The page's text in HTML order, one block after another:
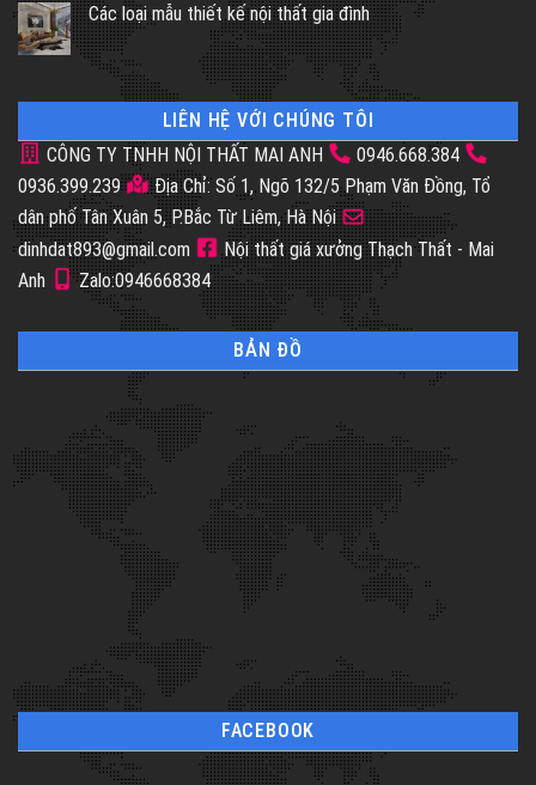
Các loại mẫu thiết kế nội thất gia đình
LIÊN HỆ VỚI CHÚNG TÔI
CÔNG TY TNHH NỘI THẤT MAI ANH
0946.668.384
0936.399.239
Địa Chỉ: Số 1, Ngõ 132/5 Phạm Văn Đồng, Tổ
dân phố Tân Xuân 5, P.Bắc Từ Liêm, Hà Nội
dinhdat893@gmail.com
Nội thất giá xưởng Thạch Thất - Mai
Anh
Zalo:0946668384
BẢN ĐỒ
FACEBOOK